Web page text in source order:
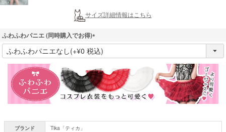
サイズ詳細情報はこちら
ふわふわパニエ (同時購入でお得)
(
必
)
ブランド
Tika「ティカ」